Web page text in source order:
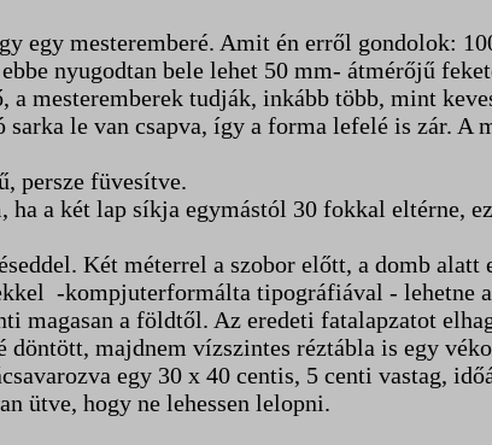
egy mesteremberé. Amit én erről gondolok:
nyugodtan bele lehet 50 mm- átmérőjű
mesteremberek tudják, inkább több, mint
le van csapva, így a forma lefelé is zár.
persze füvesítve.
ha a két lap síkja egymástól 30 fokkal eltérne,
Két méterrel a szobor előtt, a domb alatt
-kompjuterformálta tipográfiával - lehetne
magasan a földtől. Az eredeti fatalapzatot
majdnem vízszintes réztábla is egy
egy 30 x 40 centis, 5 centi vastag,
ütve, hogy ne lehessen lelopni.